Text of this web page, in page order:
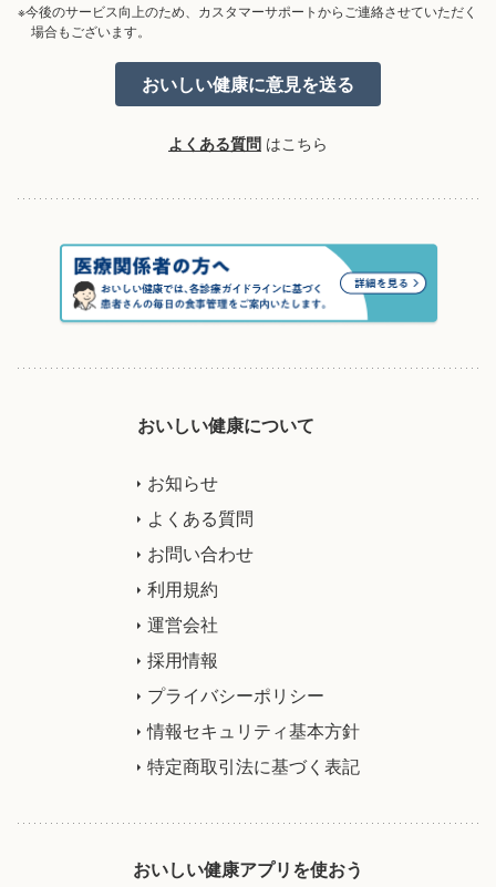
※今後のサービス向上のため、カスタマーサポートからご連絡させていただく
場合もございます。
よくある質問 はこちら
おいしい健康について
お知らせ
よくある質問
お問い合わせ
利用規約
運営会社
採用情報
プライバシーポリシー
情報セキュリティ基本方針
特定商取引法に基づく表記
おいしい健康アプリを使おう